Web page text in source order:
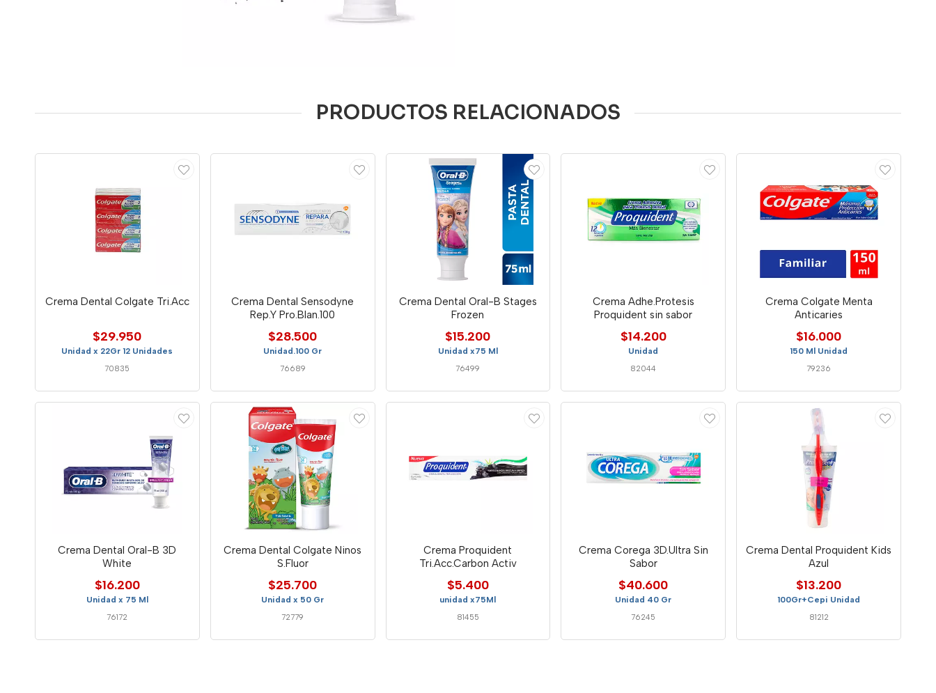
PRODUCTOS RELACIONADOS
Crema Dental Colgate Tri.Acc
$29.950
Unidad x 22Gr 12 Unidades
70835
Crema Dental Sensodyne
Rep.Y Pro.Blan.100
$28.500
Unidad.100 Gr
76689
Crema Dental Oral-B Stages
Frozen
$15.200
Unidad x75 Ml
76499
Crema Adhe.Protesis
Proquident sin sabor
$14.200
Unidad
82044
Crema Colgate Menta
Anticaries
$16.000
150 Ml Unidad
79236
Crema Dental Oral-B 3D
White
$16.200
Unidad x 75 Ml
76172
Crema Dental Colgate Ninos
S.Fluor
$25.700
Unidad x 50 Gr
72779
Crema Proquident
Tri.Acc.Carbon Activ
$5.400
unidad x75Ml
81455
Crema Corega 3D.Ultra Sin
Sabor
$40.600
Unidad 40 Gr
76245
Crema Dental Proquident Kids
Azul
$13.200
100Gr+Cepi Unidad
81212